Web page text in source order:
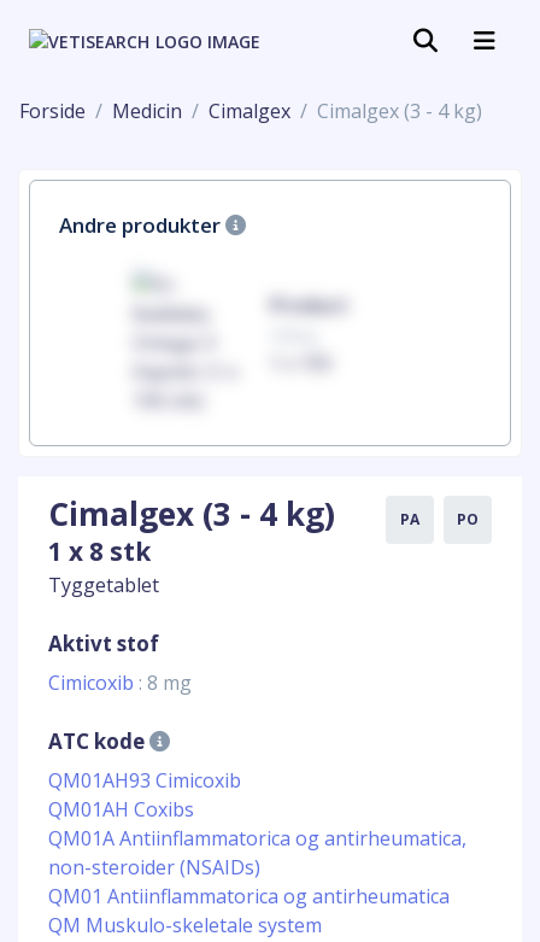
Forside Medicin Cimalgex Cimalgex (3 - 4 kg)
Andre produkter
Product
Cimalgex (3 - 4 kg)
1 x 8 stk
Tyggetablet
PA PO
Aktivt stof
Cimicoxib : 8 mg
ATC kode
QM01AH93 Cimicoxib
QM01AH Coxibs
QM01A Antiinflammatorica og antirheumatica,
non-steroider (NSAIDs)
QM01 Antiinflammatorica og antirheumatica
QM Muskulo-skeletale system